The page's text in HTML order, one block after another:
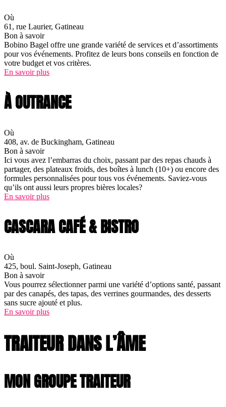
Où
61, rue Laurier, Gatineau
Bon à savoir
Bobino Bagel offre une grande variété de services et d’assortiments
pour vos événements. Profitez de leurs bons conseils en fonction de
votre budget et vos critères.
En savoir plus
À OUTRANCE
Où
408, av. de Buckingham, Gatineau
Bon à savoir
Ici vous avez l’embarras du choix, passant par des repas chauds à
partager, des plateaux froids, des boîtes à lunch (10+) ou encore des
formules personnalisées pour tous vos événements. Saviez-vous
qu’ils ont aussi leurs propres bières locales?
En savoir plus
CASCARA CAFÉ & BISTRO
Où
425, boul. Saint-Joseph, Gatineau
Bon à savoir
Vous pourrez sélectionner parmi une variété d’options santé, passant
par des canapés, des tapas, des verrines gourmandes, des desserts
sans sucre ajouté et plus.
En savoir plus
TRAITEUR DANS L’ÂME
MON GROUPE TRAITEUR